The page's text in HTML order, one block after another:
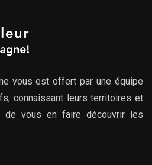
vous est offert par une équipe
connaissant leurs territoires et
vous en faire découvrir les